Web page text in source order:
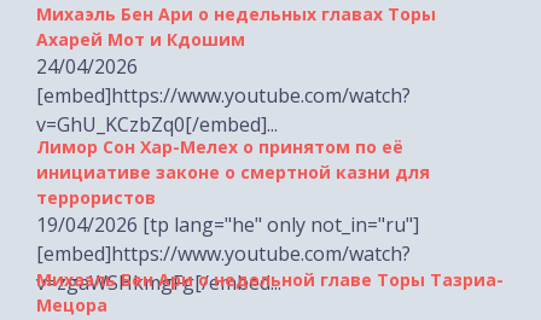
24/04/2026
[embed]https://www.youtube.com/watch?
v=GhU_KCzbZq0[/embed]...
Лимор Сон Хар-Мелех о принятом по её
инициативе законе о смертной казни для
террористов
19/04/2026 [tp lang="he" only not_in="ru"]
[embed]https://www.youtube.com/watch?
v=zgaWSHkmgFg[/embed...
Михаэль Бен Ари о недельной главе Торы Тазриа-
Мецора
17/04/2026
[embed]https://www.youtube.com/watch?